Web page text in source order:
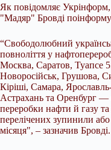
Як повідомляє
"Мадяр" Бровді
“Свободолюбний
повноліття у
Москва, Саратов, Туапсе
Новоросійськ, Грушова,
Кіріші, Самара,
Астрахань та Оренбург —
переробки нафти й газу
перелічених зупинили
місяця", – зазначив Бровді.